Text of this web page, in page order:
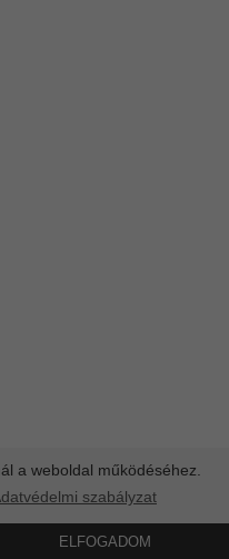
a weboldal működéséhez.
szabályzat
ELFOGADOM
-charlette.hu